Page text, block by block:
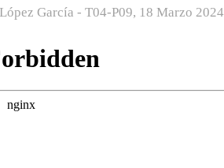
García - T04-P09, 18 Marzo 2024